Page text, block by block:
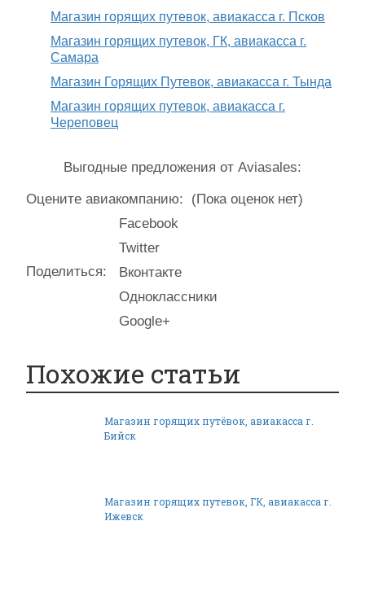
Магазин горящих путевок, авиакасса г. Псков
Магазин горящих путевок, ГК, авиакасса г.
Самара
Магазин Горящих Путевок, авиакасса г. Тында
Магазин горящих путевок, авиакасса г.
Череповец
Выгодные предложения от Aviasales:
Оцените авиакомпанию: (Пока оценок нет)
Поделиться:
Facebook
Twitter
Вконтакте
Одноклассники
Google+
Похожие статьи
Магазин горящих путёвок, авиакасса г.
Бийск
Магазин горящих путевок, ГК, авиакасса г.
Ижевск